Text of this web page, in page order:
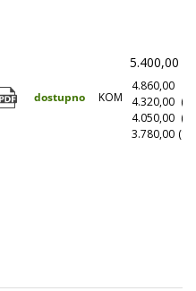
dostupno KOM
5.400,00
4.860,00
4.320,00
4.050,00
3.780,00